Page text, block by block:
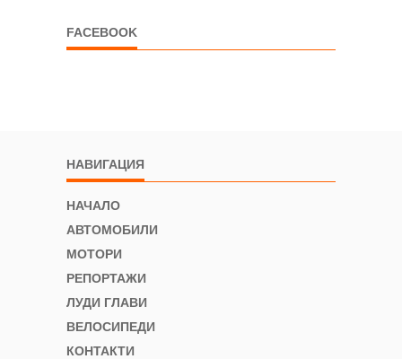
FACEBOOK
НАВИГАЦИЯ
НАЧАЛО
АВТОМОБИЛИ
МОТОРИ
РЕПОРТАЖИ
ЛУДИ ГЛАВИ
ВЕЛОСИПЕДИ
КОНТАКТИ